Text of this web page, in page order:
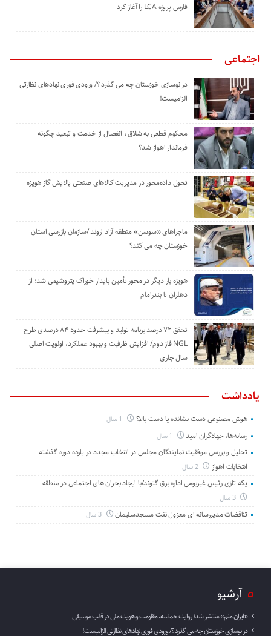
‌فارس پروژه LCA را آغاز کرد
اجتماعی
در نوسازی خوزستان چه می گذرد ؟/ ورودی فوری نهادهای نظارتی
الزامیست!
محکوم قطعی به شلاق ، انفصال از خدمت و تبعید چگونه
فرماندار اهواز شد؟
تحول داده‌محور در مدیریت کالاهای صنعتی پالایش گاز هویزه
ماجراهای «سوسن» منطقه آزاد اروند /سازمان بازرسی استان
خوزستان چه می کند؟
هویزه بار دیگر در محور تأمین پایدار خوراک پتروشیمی شد؛ از
دهلران تا بندرامام
تحقق ۷۲ درصد برنامه تولید و پیشرفت حدود ۸۴ درصدی طرح
NGL فاز دوم/ افزایش ظرفیت و بهبود عملکرد، اولویت اصلی
سال جاری
یادداشت
هوش مصنوعی دست نشانده یا دست بالا؟
رسانه‌ها، جهادگران امید
تحلیل و بررسی موفقیت نمایندگان مجلس در انتخاب مجدد در یازده دوره گذشته
انتخابات اهواز
2 سال
یکه تازی رئیس غیربومی اداره برق گتوند/با ایجاد بحران های اجتماعی در منطقه
3 سال
تناقضات مدیررسانه ای معزول نفت مسجدسلیمان 3 سال
آرشیو
«ایران منم» منتشر شد؛ روایت حماسه، مقاومت و هویت ملی در قالب موسیقی
در نوسازی خوزستان چه می گذرد ؟/ ورودی فوری نهادهای نظارتی الزامیست!